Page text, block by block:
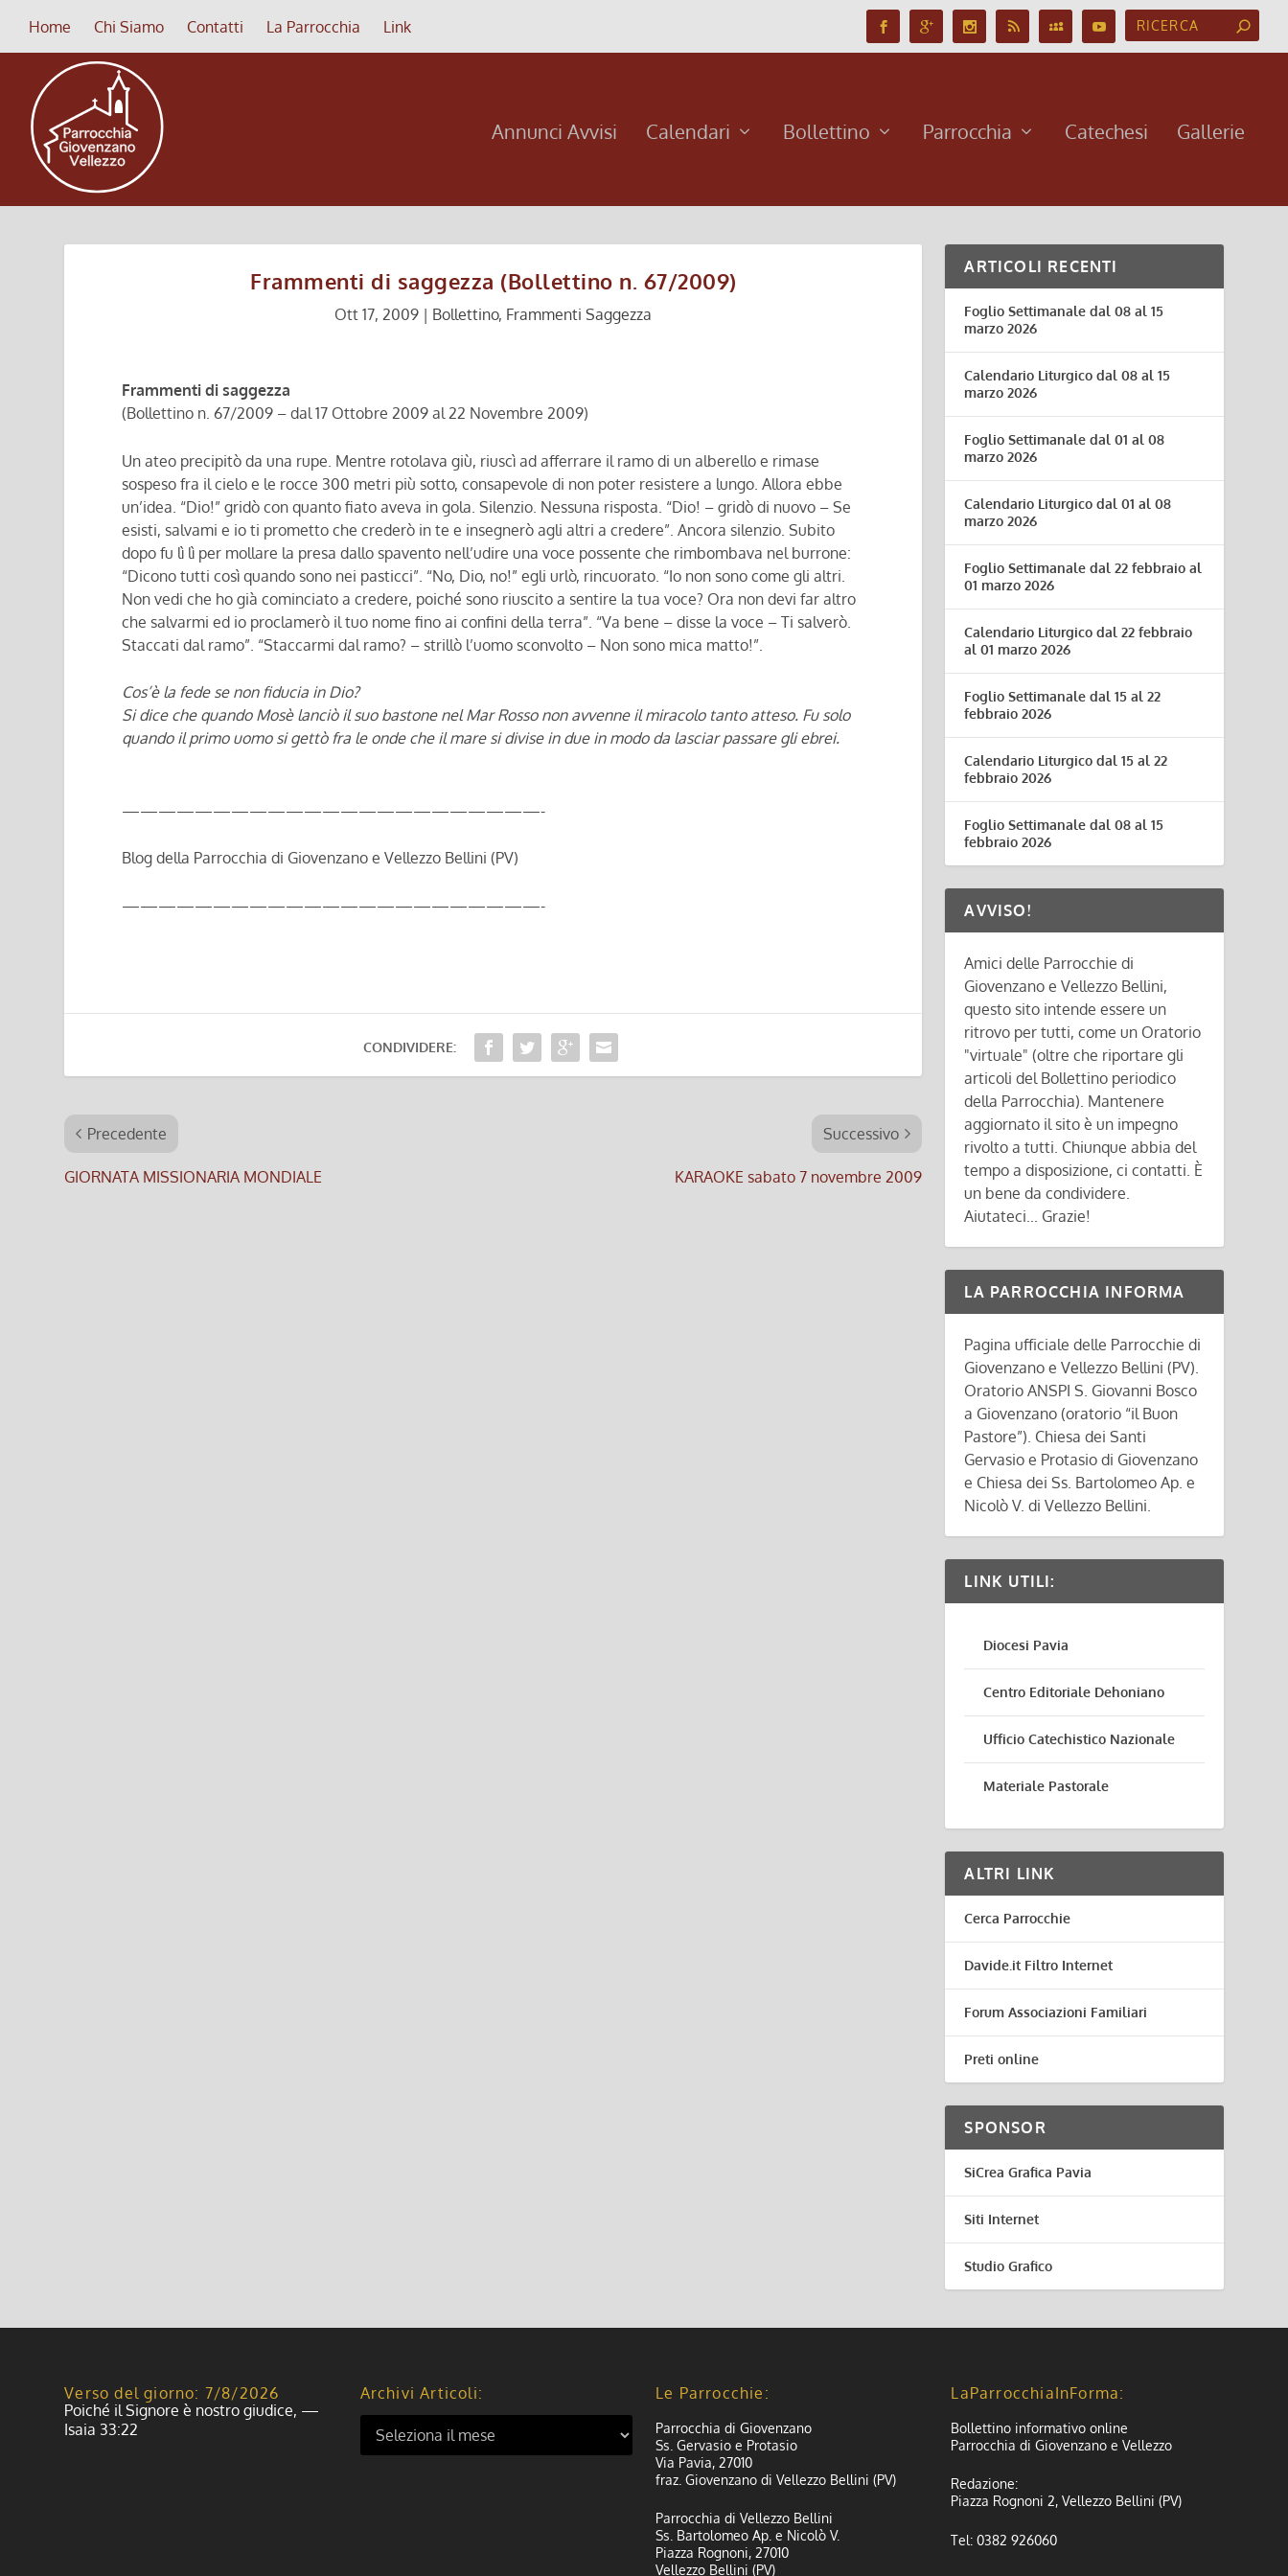
Home Chi Siamo Contatti La Parrocchia Link
Annunci Avvisi Calendari Bollettino Parrocchia Catechesi Gallerie
Frammenti di saggezza (Bollettino n. 67/2009)
Ott 17, 2009 | Bollettino, Frammenti Saggezza
Frammenti di saggezza
(Bollettino n. 67/2009 – dal 17 Ottobre 2009 al 22 Novembre 2009)
Un ateo precipitò da una rupe. Mentre rotolava giù, riuscì ad afferrare il ramo di un alberello e rimase
sospeso fra il cielo e le rocce 300 metri più sotto, consapevole di non poter resistere a lungo. Allora ebbe
un’idea. “Dio!” gridò con quanto fiato aveva in gola. Silenzio. Nessuna risposta. “Dio! – gridò di nuovo – Se
esisti, salvami e io ti prometto che crederò in te e insegnerò agli altri a credere”. Ancora silenzio. Subito
dopo fu lì lì per mollare la presa dallo spavento nell’udire una voce possente che rimbombava nel burrone:
“Dicono tutti così quando sono nei pasticci”. “No, Dio, no!” egli urlò, rincuorato. “Io non sono come gli altri.
Non vedi che ho già cominciato a credere, poiché sono riuscito a sentire la tua voce? Ora non devi far altro
che salvarmi ed io proclamerò il tuo nome fino ai confini della terra”. “Va bene – disse la voce – Ti salverò.
Staccati dal ramo”. “Staccarmi dal ramo? – strillò l’uomo sconvolto – Non sono mica matto!”.
Cos’è la fede se non fiducia in Dio?
Si dice che quando Mosè lanciò il suo bastone nel Mar Rosso non avvenne il miracolo tanto atteso. Fu solo
quando il primo uomo si gettò fra le onde che il mare si divise in due in modo da lasciar passare gli ebrei.
———————————————————————-
Blog della Parrocchia di Giovenzano e Vellezzo Bellini (PV)
———————————————————————-
CONDIVIDERE:
Precedente
GIORNATA MISSIONARIA MONDIALE
Successivo
KARAOKE sabato 7 novembre 2009
ARTICOLI RECENTI
Foglio Settimanale dal 08 al 15
marzo 2026
Calendario Liturgico dal 08 al 15
marzo 2026
Foglio Settimanale dal 01 al 08
marzo 2026
Calendario Liturgico dal 01 al 08
marzo 2026
Foglio Settimanale dal 22 febbraio al
01 marzo 2026
Calendario Liturgico dal 22 febbraio
al 01 marzo 2026
Foglio Settimanale dal 15 al 22
febbraio 2026
Calendario Liturgico dal 15 al 22
febbraio 2026
Foglio Settimanale dal 08 al 15
febbraio 2026
AVVISO!
Amici delle Parrocchie di
Giovenzano e Vellezzo Bellini,
questo sito intende essere un
ritrovo per tutti, come un Oratorio
"virtuale" (oltre che riportare gli
articoli del Bollettino periodico
della Parrocchia). Mantenere
aggiornato il sito è un impegno
rivolto a tutti. Chiunque abbia del
tempo a disposizione, ci contatti. È
un bene da condividere.
Aiutateci... Grazie!
LA PARROCCHIA INFORMA
Pagina ufficiale delle Parrocchie di
Giovenzano e Vellezzo Bellini (PV).
Oratorio ANSPI S. Giovanni Bosco
a Giovenzano (oratorio “il Buon
Pastore”). Chiesa dei Santi
Gervasio e Protasio di Giovenzano
e Chiesa dei Ss. Bartolomeo Ap. e
Nicolò V. di Vellezzo Bellini.
LINK UTILI:
Diocesi Pavia
Centro Editoriale Dehoniano
Ufficio Catechistico Nazionale
Materiale Pastorale
ALTRI LINK
Cerca Parrocchie
Davide.it Filtro Internet
Forum Associazioni Familiari
Preti online
SPONSOR
SiCrea Grafica Pavia
Siti Internet
Studio Grafico
Verso del giorno: 7/8/2026
Poiché il Signore è nostro giudice, —
Isaia 33:22
Archivi Articoli: Le Parrocchie:
Parrocchia di Giovenzano
Ss. Gervasio e Protasio
Via Pavia, 27010
fraz. Giovenzano di Vellezzo Bellini (PV)
Parrocchia di Vellezzo Bellini
Ss. Bartolomeo Ap. e Nicolò V.
Piazza Rognoni, 27010
Vellezzo Bellini (PV)
LaParrocchiaInForma:
Bollettino informativo online
Parrocchia di Giovenzano e Vellezzo
Redazione:
Piazza Rognoni 2, Vellezzo Bellini (PV)
Tel: 0382 926060